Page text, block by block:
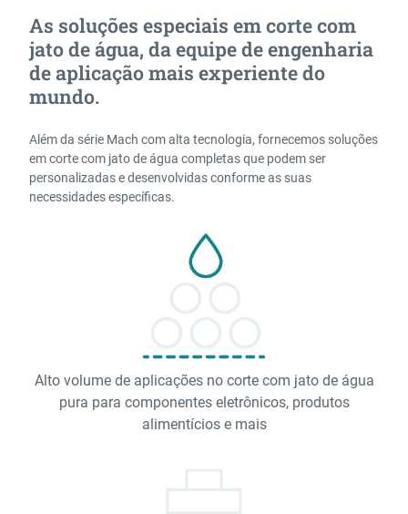
As soluções especiais em corte com
jato de água, da equipe de engenharia
de aplicação mais experiente do
mundo.
Além da série Mach com alta tecnologia, fornecemos soluções
em corte com jato de água completas que podem ser
personalizadas e desenvolvidas conforme as suas
necessidades específicas.
Alto volume de aplicações no corte com jato de água
pura para componentes eletrônicos, produtos
alimentícios e mais